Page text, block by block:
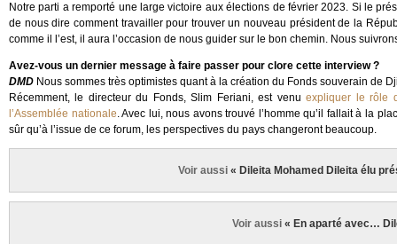
Notre parti a remporté une large victoire aux élections de février 2023. Si le
de nous dire comment travailler pour trouver un nouveau président de la
comme il l’est, il aura l’occasion de nous guider sur le bon chemin. Nous
Avez-vous un dernier message à faire passer pour clore cette interview ?
DMD Nous sommes très optimistes quant à la création du Fonds souverain de
Récemment, le directeur du Fonds, Slim Feriani, est venuexpliquer le rôle
l’Assemblée nationale. Avec lui, nous avons trouvé l’homme qu’il fallait à la
sûr qu’à l’issue de ce forum, les perspectives du pays changeront beaucoup.
Voir aussi « Dileita Mohamed Dileita élu
Voir aussi « En aparté avec…